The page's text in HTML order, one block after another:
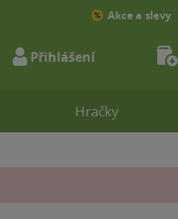
Hračky
Akce a slevy
Přihlášení